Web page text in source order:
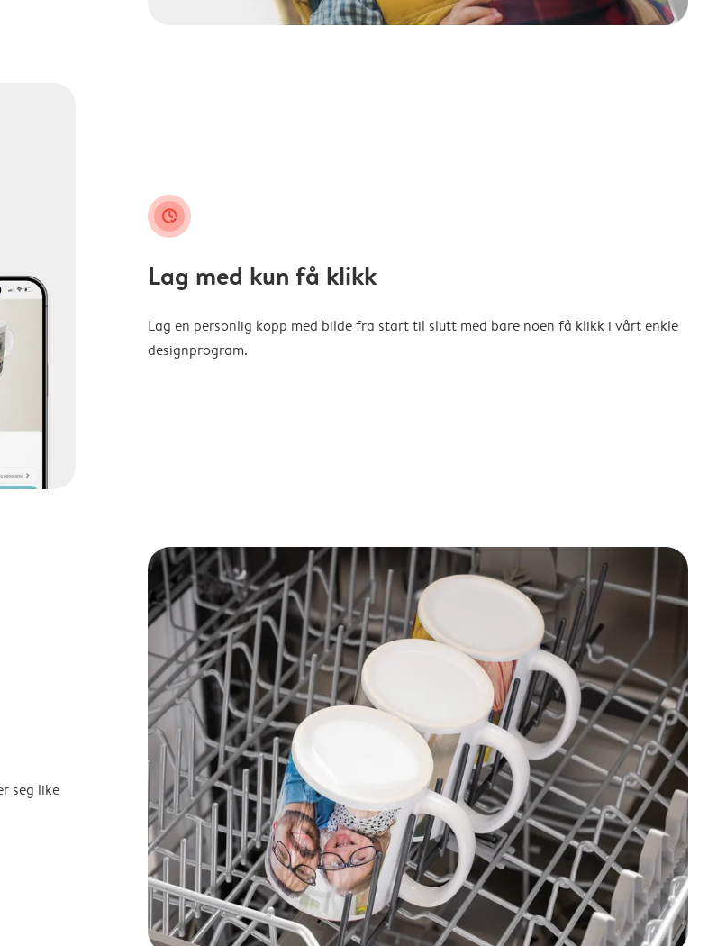
clock_check
Lag med kun få klikk
Lag en personlig kopp med bilde fra start til slutt med bare noen få klikk i vårt enkle
designprogram.
seg like